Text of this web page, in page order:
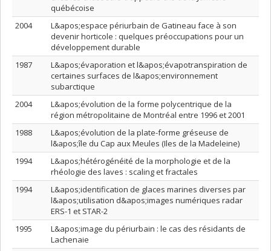
québécoise
2004
L&apos;espace périurbain de Gatineau face à son
devenir horticole : quelques préoccupations pour un
développement durable
1987
L&apos;évaporation et l&apos;évapotranspiration de
certaines surfaces de l&apos;environnement
subarctique
2004
L&apos;évolution de la forme polycentrique de la
région métropolitaine de Montréal entre 1996 et 2001
1988
L&apos;évolution de la plate-forme gréseuse de
l&apos;île du Cap aux Meules (Iles de la Madeleine)
1994
L&apos;hétérogénéité de la morphologie et de la
rhéologie des laves : scaling et fractales
1994
L&apos;identification de glaces marines diverses par
l&apos;utilisation d&apos;images numériques radar
ERS-1 et STAR-2
1995
L&apos;image du périurbain : le cas des résidants de
Lachenaie